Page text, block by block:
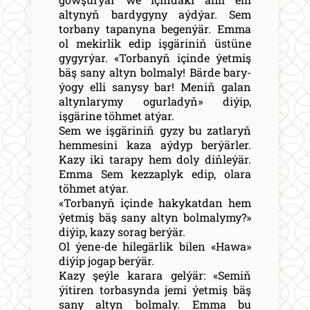
altynyň bardygyny aýdýar. Sem
torbany tapanyna begenýär. Emma
ol mekirlik edip işgäriniň üstüne
gygyrýar. «Torbanyň içinde ýetmiş
bäş sany altyn bolmaly! Bärde bary-
ýogy elli sanysy bar! Meniň galan
altynlarymy ogurladyň» diýip,
işgärine töhmet atýar.
Sem we işgäriniň gyzy bu zatlaryň
hemmesini kaza aýdyp berýärler.
Kazy iki tarapy hem doly diňleýär.
Emma Sem kezzaplyk edip, olara
töhmet atýar.
«Torbanyň içinde hakykatdan hem
ýetmiş bäş sany altyn bolmalymy?»
diýip, kazy sorag berýär.
Ol ýene-de hilegärlik bilen «Hawa»
diýip jogap berýär.
Kazy şeýle karara gelýär: «Semiň
ýitiren torbasynda jemi ýetmiş bäş
sany altyn bolmaly. Emma bu